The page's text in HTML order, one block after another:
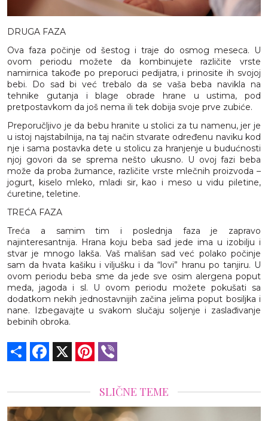
DRUGA FAZA
Ova faza počinje od šestog i traje do osmog meseca. U
ovom periodu možete da kombinujete različite vrste
namirnica takođe po preporuci pedijatra, i prinosite ih svojoj
bebi. Do sad bi već trebalo da se vaša beba navikla na
tehnike gutanja i blage obrade hrane u ustima, pod
pretpostavkom da još nema ili tek dobija svoje prve zubiće.
Preporučljivo je da bebu hranite u stolici za tu namenu, jer je
u istoj najstabilnija, na taj način stvarate određenu naviku kod
nje i sama postavka dete u stolicu za hranjenje u budućnosti
njoj govori da se sprema nešto ukusno. U ovoj fazi beba
može da proba žumance, različite vrste mlečnih proizvoda –
jogurt, kiselo mleko, mladi sir, kao i meso u vidu piletine,
ćuretine, teletine.
TREĆA FAZA
Treća a samim tim i poslednja faza je zapravo
najinteresantnija. Hrana koju beba sad jede ima u izobilju i
stvar je mnogo lakša. Vaš mališan sad već polako počinje
sam da hvata kašiku i viljušku i da “lovi” hranu po tanjiru. U
ovom periodu beba sme da jede sve osim alergena poput
meda, jagoda i sl. U ovom periodu možete pokušati sa
dodatkom nekih jednostavnijih začina jelima poput bosiljka i
nane. Izbegavajte u svakom slučaju soljenje i zaslađivanje
bebinih obroka.
Share Facebook Pinterest
SLIČNE TEME